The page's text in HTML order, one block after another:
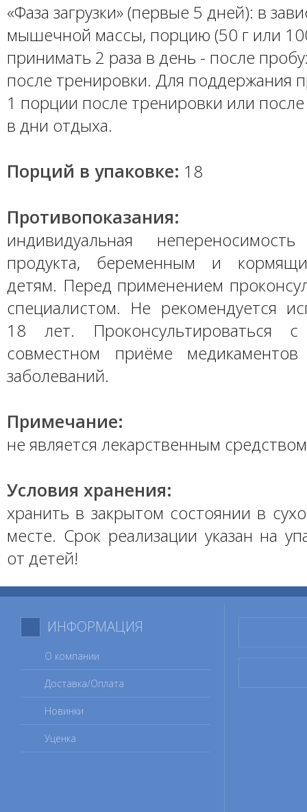
«Фаза загрузки» (первые 5 дней): в
мышечной массы, порцию (50 г или
принимать 2 раза в день - после
после тренировки. Для поддержания
1 порции после тренировки или
в дни отдыха.
Порций в упаковке: 18
Противопоказания:
индивидуальная
продукта, беременным и
детям. Перед применением
специалистом. Не рекомендуется
18 лет. Проконсультироваться
совместном приёме
заболеваний.
Примечание:
не является лекарственным
Условия хранения:
хранить в закрытом состоянии в
месте. Срок реализации указан на
от детей!
ИНФОРМАЦИЯ
О компании
Доставка/Оплата
Новинки
Уценка